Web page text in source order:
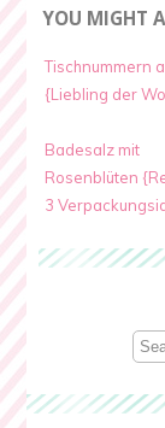
YOU MIGHT
Tischnummern
{Liebling der
Badesalz mit
Rosenblüten
3